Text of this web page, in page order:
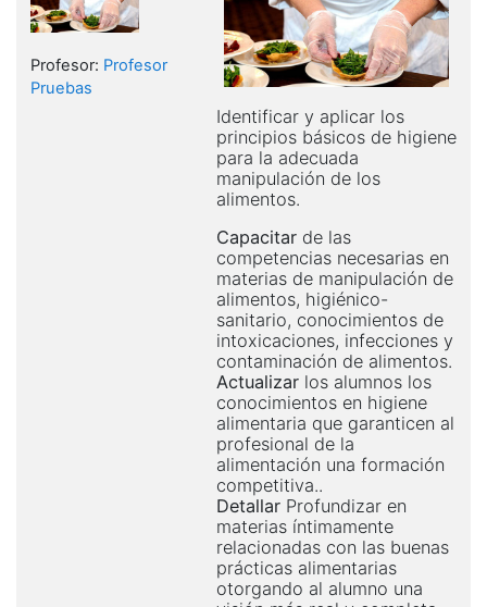
Identificar y aplicar los
principios básicos de higiene
para la adecuada
manipulación de los
alimentos.
Capacitarde las
competencias necesarias en
materias de manipulación de
alimentos, higiénico-
sanitario, conocimientos de
intoxicaciones, infecciones y
contaminación de alimentos.
Actualizarlos alumnos los
conocimientos en higiene
alimentaria que garanticen al
profesional de la
alimentación una formación
competitiva..
DetallarProfundizar en
materias íntimamente
relacionadas con las buenas
prácticas alimentarias
otorgando al alumno una
Profesor: Profesor
Pruebas